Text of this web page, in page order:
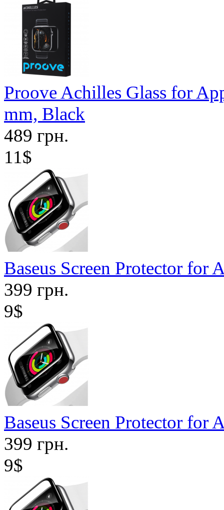
Proove Achilles Glass for
mm, Black
489 грн.
11$
Baseus Screen Protector for
399 грн.
9$
Baseus Screen Protector for
399 грн.
9$